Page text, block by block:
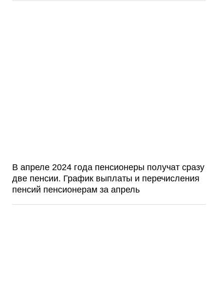
В апреле 2024 года пенсионеры получат сразу
две пенсии. График выплаты и перечисления
пенсий пенсионерам за апрель